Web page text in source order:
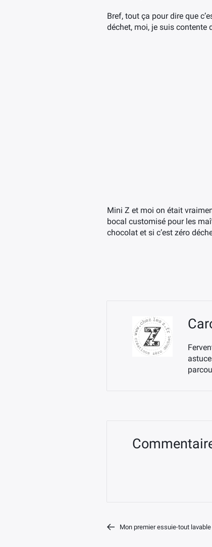
Bref, tout ça pour dire que
déchet, moi, je suis contente
Mini Z et moi on était
bocal customisé pour les
chocolat et si c’est zéro
Mon premier essuie-tout lavable